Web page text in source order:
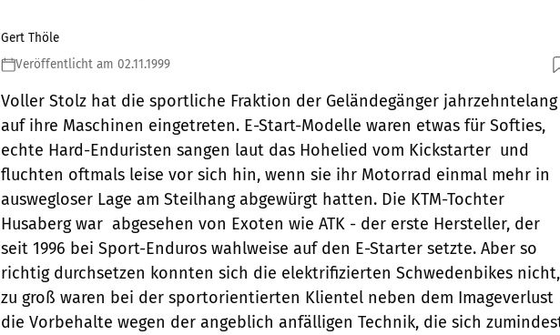
Gert Thöle
Veröffentlicht am 02.11.1999
Voller Stolz hat die sportliche Fraktion der Geländegänger jahrzehntelang
auf ihre Maschinen eingetreten. E-Start-Modelle waren etwas für Softies,
echte Hard-Enduristen sangen laut das Hohelied vom Kickstarter  und
fluchten oftmals leise vor sich hin, wenn sie ihr Motorrad einmal mehr in
auswegloser Lage am Steilhang abgewürgt hatten. Die KTM-Tochter
Husaberg war  abgesehen von Exoten wie ATK - der erste Hersteller, der
seit 1996 bei Sport-Enduros wahlweise auf den E-Starter setzte. Aber so
richtig durchsetzen konnten sich die elektrifizierten Schwedenbikes nicht,
zu groß waren bei der sportorientierten Klientel neben dem Imageverlust
die Vorbehalte wegen der angeblich anfälligen Technik, die sich